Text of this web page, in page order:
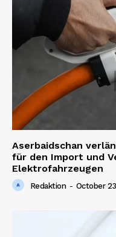
Aserbaidschan
für den Import und
Elektrofahrzeugen
Redaktion - October